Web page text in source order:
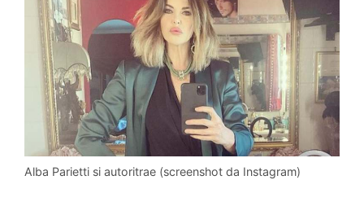
Alba Parietti si autoritrae (screenshot da Instagram)